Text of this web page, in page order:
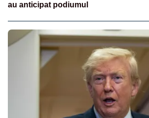
au anticipat podiumul